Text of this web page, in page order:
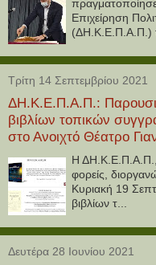
Επιχείρηση
(ΔΗ.Κ.Ε.Π.Α.Π.)
Τρίτη 14 Σεπτεμβρίου 2021
ΔΗ.Κ.Ε.Π.Α.Π.:
βιβλίων τοπικών
στο Ανοιχτό Θέατρο
Η ΔΗ.Κ.Ε.Π.Α.Π.,
φορείς,
Κυριακή 19
βιβλίων τ...
Δευτέρα 28 Ιουνίου 2021